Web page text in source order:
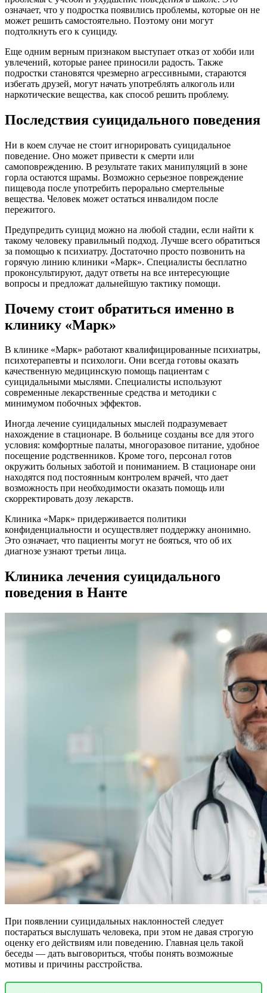
означает, что у подростка появились проблемы, которые он не
может решить самостоятельно. Поэтому они могут
подтолкнуть его к суициду.
Еще одним верным признаком выступает отказ от хобби или
увлечений, которые ранее приносили радость. Также
подростки становятся чрезмерно агрессивными, стараются
избегать друзей, могут начать употреблять алкоголь или
наркотические вещества, как способ решить проблему.
Последствия суицидального поведения
Ни в коем случае не стоит игнорировать суицидальное
поведение. Оно может привести к смерти или
самоповреждению. В результате таких манипуляций в зоне
горла остаются шрамы. Возможно серьезное повреждение
пищевода после употребить перорально смертельные
вещества. Человек может остаться инвалидом после
пережитого.
Предупредить суицид можно на любой стадии, если найти к
такому человеку правильный подход. Лучше всего обратиться
за помощью к психиатру. Достаточно просто позвонить на
горячую линию клиники «Марк». Специалисты бесплатно
проконсультируют, дадут ответы на все интересующие
вопросы и предложат дальнейшую тактику помощи.
Почему стоит обратиться именно в
клинику «Марк»
В клинике «Марк» работают квалифицированные психиатры,
психотерапевты и психологи. Они всегда готовы оказать
качественную медицинскую помощь пациентам с
суицидальными мыслями. Специалисты используют
современные лекарственные средства и методики с
минимумом побочных эффектов.
Иногда лечение суицидальных мыслей подразумевает
нахождение в стационаре. В больнице созданы все для этого
условия: комфортные палаты, многоразовое питание, удобное
посещение родственников. Кроме того, персонал готов
окружить больных заботой и пониманием. В стационаре они
находятся под постоянным контролем врачей, что дает
возможность при необходимости оказать помощь или
скорректировать дозу лекарств.
Клиника «Марк» придерживается политики
конфиденциальности и осуществляет поддержку анонимно.
Это означает, что пациенты могут не бояться, что об их
диагнозе узнают третьи лица.
Клиника лечения суицидального
поведения в Нанте
При появлении суицидальных наклонностей следует
постараться выслушать человека, при этом не давая строгую
оценку его действиям или поведению. Главная цель такой
беседы — дать выговориться, чтобы понять возможные
мотивы и причины расстройства.